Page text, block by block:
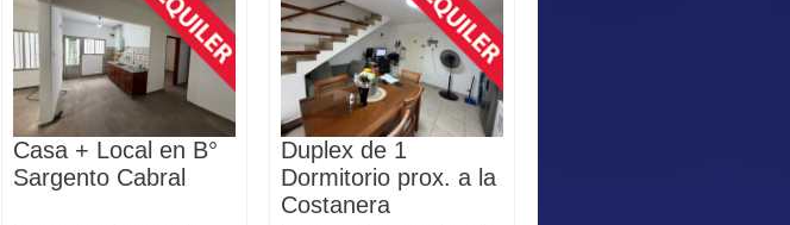
Casa + Local en B°
Sargento Cabral
Duplex de 1
Dormitorio prox. a la
Costanera